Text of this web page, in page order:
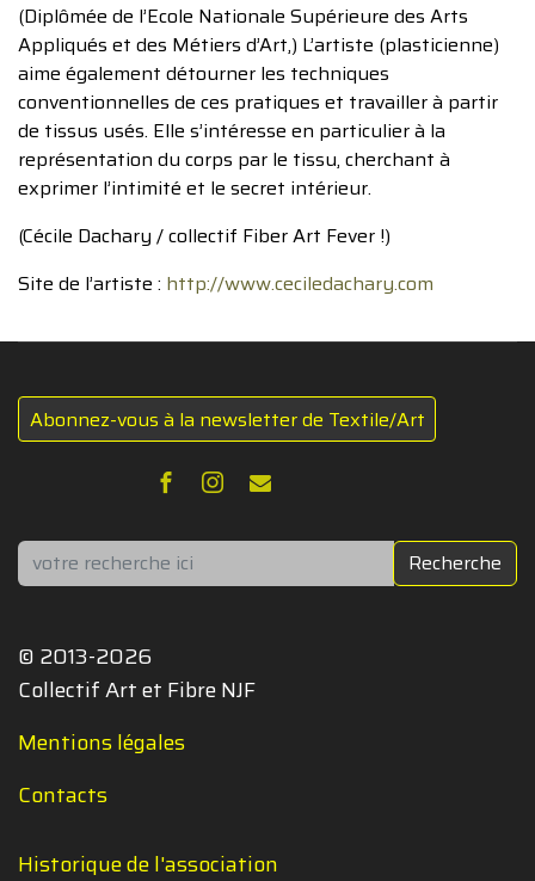
(Diplômée de l’Ecole Nationale Supérieure des Arts
Appliqués et des Métiers d’Art,) L’artiste (plasticienne)
aime également détourner les techniques
conventionnelles de ces pratiques et travailler à partir
de tissus usés. Elle s’intéresse en particulier à la
représentation du corps par le tissu, cherchant à
exprimer l’intimité et le secret intérieur.
(Cécile Dachary / collectif Fiber Art Fever !)
Site de l’artiste : http://www.ceciledachary.com
Abonnez-vous à la newsletter de Textile/Art
Rechercher Recherche
© 2013-2026
Collectif Art et Fibre NJF
Mentions légales
Contacts
Historique de l'association